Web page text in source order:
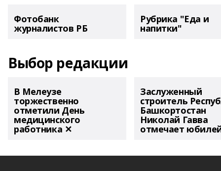
Фотобанк
журналистов РБ
Рубрика "Еда и
напитки"
Выбор редакции
В Мелеузе
торжественно
отметили День
медицинского
работника ✕
Заслуженный
строитель
Башкортостан
Николай Гавва
отмечает